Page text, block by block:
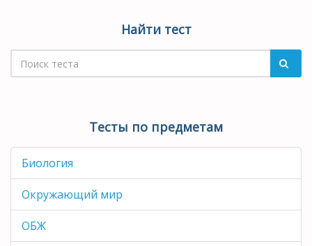
Найти тест
Тесты по предметам
Биология
Окружающий мир
ОБЖ